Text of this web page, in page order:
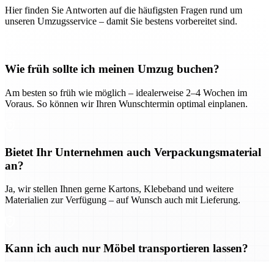
Hier finden Sie Antworten auf die häufigsten Fragen rund um
unseren Umzugsservice – damit Sie bestens vorbereitet sind.
Wie früh sollte ich meinen Umzug buchen?
Am besten so früh wie möglich – idealerweise 2–4 Wochen im
Voraus. So können wir Ihren Wunschtermin optimal einplanen.
Bietet Ihr Unternehmen auch Verpackungsmaterial
an?
Ja, wir stellen Ihnen gerne Kartons, Klebeband und weitere
Materialien zur Verfügung – auf Wunsch auch mit Lieferung.
Kann ich auch nur Möbel transportieren lassen?